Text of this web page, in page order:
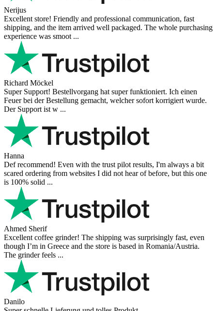
Nerijus
Excellent store! Friendly and professional communication, fast
shipping, and the item arrived well packaged. The whole purchasing
experience was smoot ...
Richard Möckel
Super Support! Bestellvorgang hat super funktioniert. Ich einen
Feuer bei der Bestellung gemacht, welcher sofort korrigiert wurde.
Der Support ist w ...
Hanna
Def recommend! Even with the trust pilot results, I'm always a bit
scared ordering from websites I did not hear of before, but this one
is 100% solid ...
Ahmed Sherif
Excellent coffee grinder! The shipping was surprisingly fast, even
though I’m in Greece and the store is based in Romania/Austria.
The grinder feels ...
Danilo